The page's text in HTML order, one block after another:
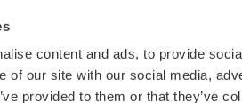
content and ads, to provide
of our site with our social media,
provided to them or that they’ve
Fecha
02/10/2025 - 05/10/